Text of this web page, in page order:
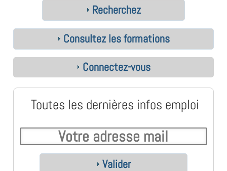
Recherchez
Consultez les formations
Connectez-vous
Toutes les dernières infos emploi
Valider